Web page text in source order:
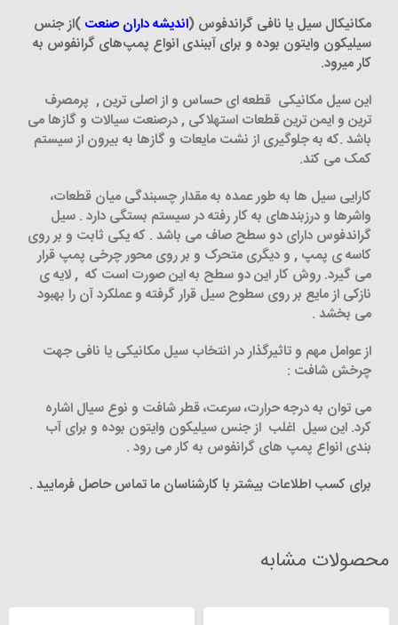
مکانیکال سیل یا نافی گراندفوس (اندیشه داران صنعت )از جنس
سیلیکون وایتون بوده و برای آب‎بندی انواع پمپ‌های گرانفوس به
کار می‎رود.
این سیل مکانیکی قطعه ای حساس و از اصلی ترین , پرمصرف
ترین و ایمن ترین قطعات استهلاکی , درصنعت سیالات و گازها می
باشد .که به جلوگیری از نشت مایعات و گازها به بیرون از سیستم
کمک می کند.
کارایی سیل ها به طور عمده به مقدار چسبندگی میان قطعات،
واشرها و درزبندهای به کار رفته در سیستم بستگی دارد . سیل
گراندفوس دارای دو سطح صاف می باشد . که یکی ثابت و بر روی
کاسه ی پمپ , و دیگری متحرک و بر روی محور چرخی پمپ قرار
می گیرد. روش کار این دو سطح به این صورت است که , لایه ی
نازکی از مایع بر روی سطوح سیل قرار گرفته و عملکرد آن را بهبود
می بخشد .
از عوامل مهم و تاثیرگذار در انتخاب سیل مکانیکی یا نافی جهت
چرخش شافت :
می توان به درجه حرارت، سرعت، قطر شافت و نوع سیال اشاره
کرد. این سیل اغلب از جنس سیلیکون وایتون بوده و برای آب
بندی انواع پمپ های گرانفوس به کار می رود .
برای کسب اطلاعات بیشتر با کارشناسان ما تماس حاصل فرمایید .
محصولات مشابه